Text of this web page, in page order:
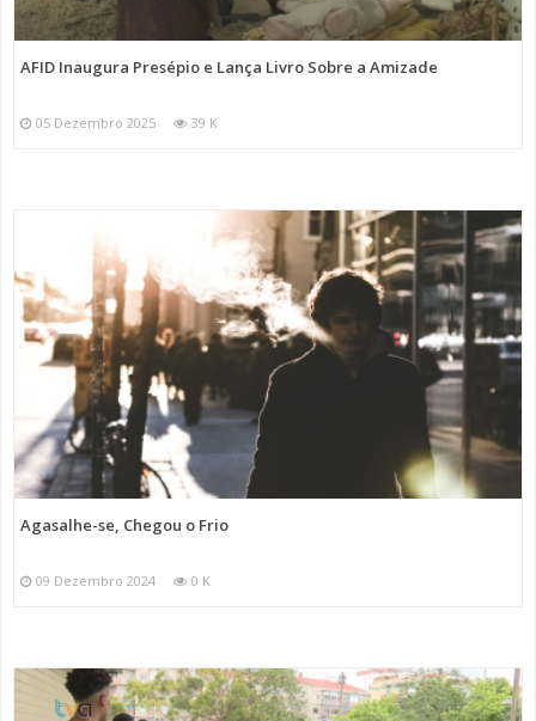
AFID Inaugura Presépio e Lança Livro Sobre a Amizade
05 Dezembro 2025 39 K
Agasalhe-se, Chegou o Frio
09 Dezembro 2024 0 K